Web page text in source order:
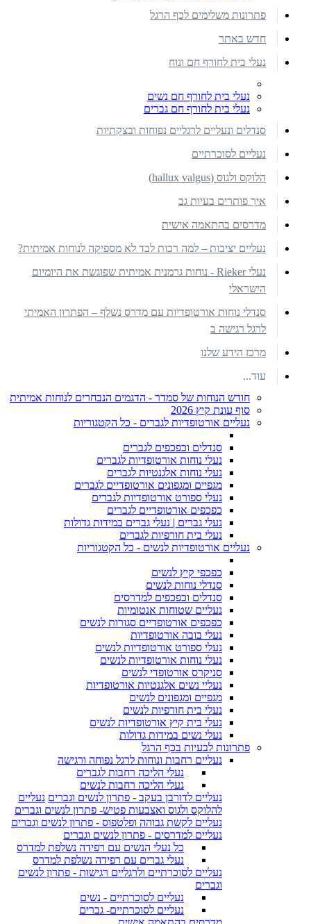
פתרונות משלימים לכף הרגל
חדש באתר
נעלי בית לחורף חם ונוח
נעלי בית לחורף חם נשים
נעלי בית לחורף חם גברים
סנדלים ונעליים לרגליים נפוחות ובצקתיות
נעליים לסוכרתיים
הלוקס ולגוס (hallux valgus)
איך פותרים בעיות גב
מדרסים בהתאמה אישית
נעליים יציבות – למה רכות לבד לא מספיקה לנוחות אמיתית?
נעלי Rieker - נוחות גרמנית אמיתית שפוגשת את היומיום
הישראלי
סנדלי נוחות אורטופדיות עם מדרס נשלף – הפתרון האמיתי
לרגל רגישה ב
מרכז הידע שלנו
עוד...
חודש הנוחות של סמדר - הדגמים הנבחרים לנוחות אמיתית
סוף עונת קיץ 2026
נעליים אורטופדיות לגברים - כל הקטגוריות
סנדלים וכפכפים לגברים
נעלי נוחות אורטופדיות לגברים
נעלי נוחות אלגנטיות לגברים
מגפיים ומגפונים אורטופדיים לגברים
נעלי ספורט אורטופדיות לגברים
כפכפים אורטופדיים לגברים
נעלי גברים | נעלי גברים במידות גדולות
נעלי בית חורפיות לגברים
נעליים אורטופדיות לנשים - כל הקטגוריות
כפכפי קיץ לנשים
סנדלי נוחות לנשים
סנדלים וכפכפים למדרסים
נעליים שטוחות אנטומיות
כפכפים אורטופדיים סגורות לנשים
נעלי בובה אורטופדיות
נעלי ספורט אורטופדיות לנשים
נעלי נוחות אורטופדיות לנשים
סניקרס אורטופדי לנשים
נעליי נשים אלגנטיות אורטופדיות
מגפיים ומגפונים לנשים
נעלי בית חורפיות לנשים
נעלי בית קיץ אורטופדיות לנשים
נעלי נשים במידות גדולות
פתרונות לבעיות בכף הרגל
נעליים רחבות ונוחות לרגל נפוחה ורגישה
נעלי הליכה רחבות לגברים
נעלי הליכה רחבות לנשים
נעליים לדורבן בעקב - פתרון לנשים וגברים נעליים
להלוקס ולגוס ואצבעות פטיש- פתרון לנשים וגברים
נעליים לקשת גבוהה ופלטפוס - פתרון לנשים וגברים
נעליים למדרסים - פתרון לנשים וגברים
כל נעלי הנשים עם רפידה נשלפת למדרס
נעלי גברים עם רפידה נשלפת למדרס
נעליים לסוכרתיים ולרגליים רגישות - פתרון לנשים
וגברים
נעליים לסוכרתיים - נשים
נעליים לסוכרתיים- גברים